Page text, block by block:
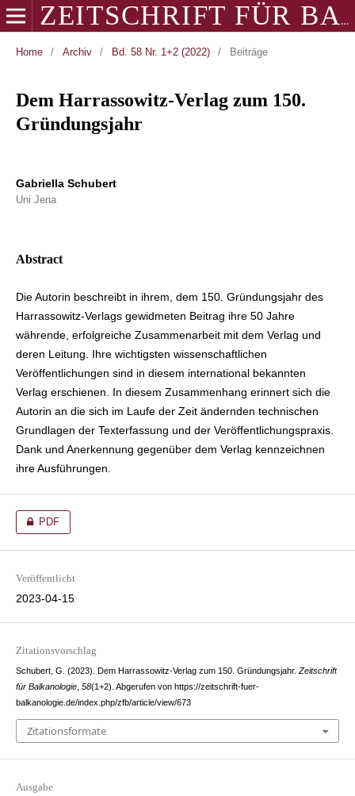
ZEITSCHRIFT FÜR BALKANOLOGIE
Home / Archiv / Bd. 58 Nr. 1+2 (2022) / Beiträge
Dem Harrassowitz-Verlag zum 150.
Gründungsjahr
Gabriella Schubert
Uni Jena
Abstract
Die Autorin beschreibt in ihrem, dem 150. Gründungsjahr des
Harrassowitz-Verlags gewidmeten Beitrag ihre 50 Jahre
währende, erfolgreiche Zusammenarbeit mit dem Verlag und
deren Leitung. Ihre wichtigsten wissenschaftlichen
Veröffentlichungen sind in diesem international bekannten
Verlag erschienen. In diesem Zusammenhang erinnert sich die
Autorin an die sich im Laufe der Zeit ändernden technischen
Grundlagen der Texterfassung und der Veröffentlichungspraxis.
Dank und Anerkennung gegenüber dem Verlag kennzeichnen
ihre Ausführungen.
PDF
Veröffentlicht
2023-04-15
Zitationsvorschlag
Schubert, G. (2023). Dem Harrassowitz-Verlag zum 150. Gründungsjahr. Zeitschrift
für Balkanologie, 58(1+2). Abgerufen von https://zeitschrift-fuer-
balkanologie.de/index.php/zfb/article/view/673
Zitationsformate
Ausgabe